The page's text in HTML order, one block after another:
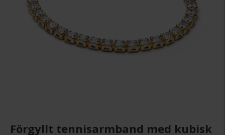
Förgyllt tennisarmband med kubisk